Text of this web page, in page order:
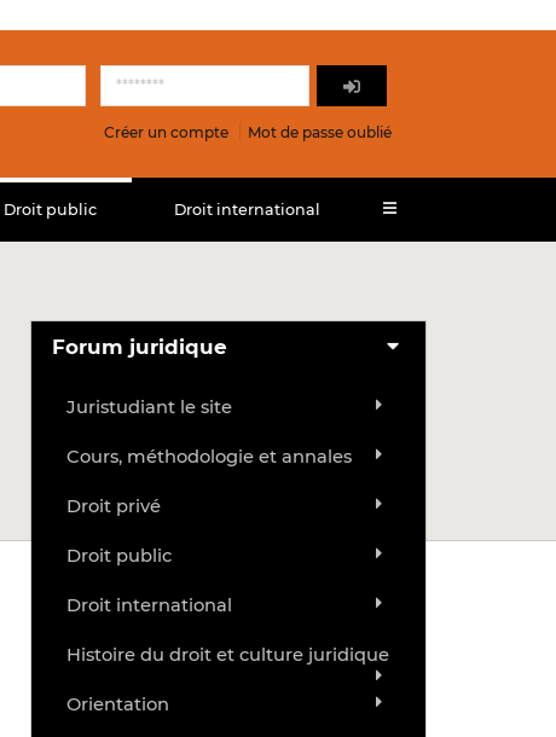
Créer un compte Mot de passe oublié
Droit public Droit international
Forum juridique
Juristudiant le site
Cours, méthodologie et annales
Droit privé
Droit public
Droit international
Histoire du droit et culture juridique
Orientation